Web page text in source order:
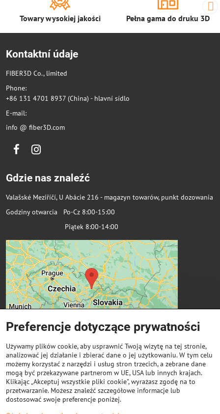
Towary wysokiej jakości Pełna gama do druku 3D
Kontaktní údaje
FIBER3D Co., limited
Phone:
+86 131 4701 8937 (China) - hlavní sídlo
E-mail:
info @ fiber3D.com
FacebookInstagram
Gdzie nas znaleźć
Valašské Meziříčí, U Abácie 216 - magazyn towarów, punkt dozowania
Godziny otwarcia Po-Cz 8:00-15:00
Piątek 8:00-14:00
Ważne linki
Odkup cewek
Preferencje dotyczące prywatności
Używamy plików cookie, aby usprawnić Twoją wizytę na tej stronie,
analizować jej działanie i zbierać dane o jej użytkowaniu. W tym celu
możemy korzystać z narzędzi i usług stron trzecich, a zebrane dane
mogą być przekazywane partnerom w UE, USA lub innych krajach.
Klikając „Akceptuj wszystkie pliki cookie", wyrażasz zgodę na to
przetwarzanie. Możesz znaleźć szczegółowe informacje lub
dostosować swoje preferencje poniżej.